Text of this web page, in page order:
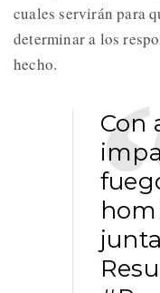
cuales servirán para
determinar a los
hecho.
Con